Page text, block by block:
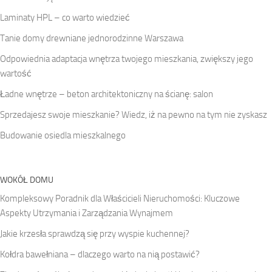
Laminaty HPL – co warto wiedzieć
Tanie domy drewniane jednorodzinne Warszawa
Odpowiednia adaptacja wnętrza twojego mieszkania, zwiększy jego
wartość
Ładne wnętrze – beton architektoniczny na ścianę: salon
Sprzedajesz swoje mieszkanie? Wiedz, iż na pewno na tym nie zyskasz
Budowanie osiedla mieszkalnego
WOKÓŁ DOMU
Kompleksowy Poradnik dla Właścicieli Nieruchomości: Kluczowe
Aspekty Utrzymania i Zarządzania Wynajmem
Jakie krzesła sprawdzą się przy wyspie kuchennej?
Kołdra bawełniana – dlaczego warto na nią postawić?